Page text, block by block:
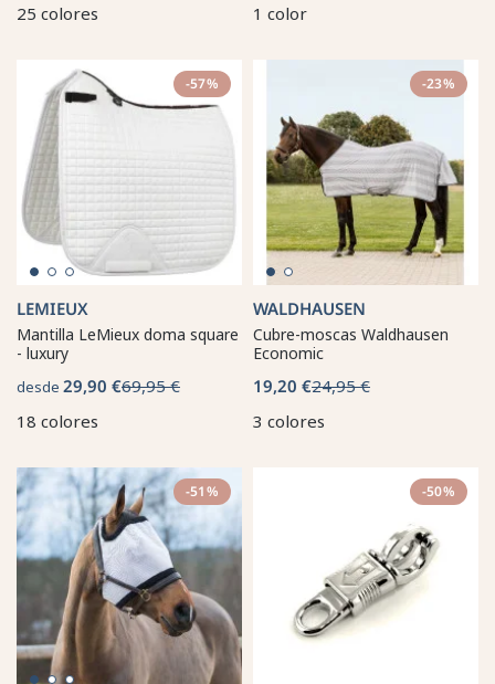
25 colores
1 color
-57%
LEMIEUX
Mantilla LeMieux doma square
- luxury
desde 29,90 €69,95 €
18 colores
-23%
WALDHAUSEN
Cubre-moscas Waldhausen
Economic
19,20 €24,95 €
3 colores
-51% -50%